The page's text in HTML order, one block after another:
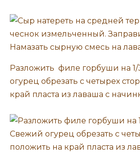
Разложить филе горбуши на 1/
огурец обрезать с четырех
край пласта из лаваша с